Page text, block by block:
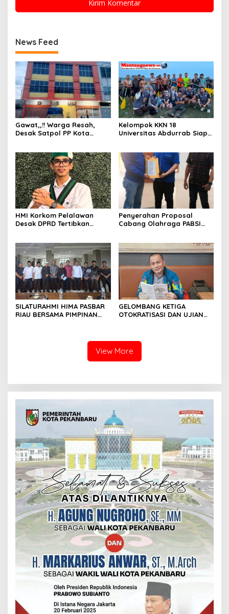
News Feed
Gawat,,!! Warga Resah,
Desak Satpol PP Kota
Ajang “Kumpul Kebo”.
Kelompok KKN 18
Universitas Abdurrab Siap
Masyarakat Desa Pulau
Deras
HMI Korkom Pelalawan
Desak DPRD Tertibkan
Penyerahan Proposal
Cabang Olahraga PABSI
SILATURAHMI HIMA PASBAR
RIAU BERSAMA PIMPINAN
GELOMBANG KETIGA
OTOKRATISASI DAN UJIAN
View More